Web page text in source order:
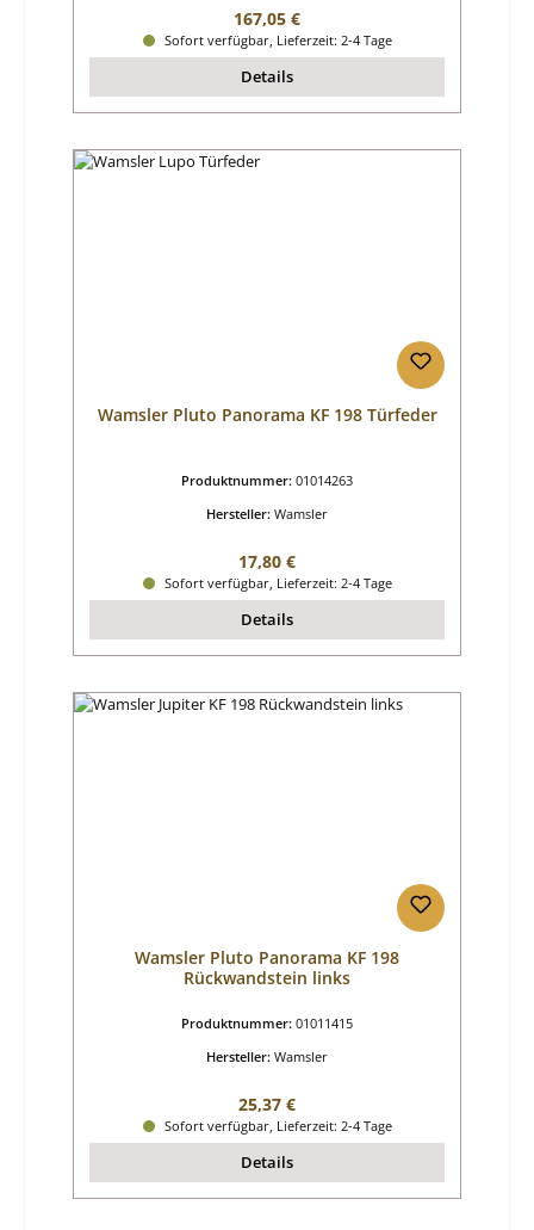
Regulärer Preis:
167,05 €
Sofort verfügbar, Lieferzeit: 2-4 Tage
Details
Wamsler Pluto Panorama KF 198 Türfeder
Produktnummer: 01014263
Hersteller: Wamsler
Regulärer Preis:
17,80 €
Sofort verfügbar, Lieferzeit: 2-4 Tage
Details
Wamsler Pluto Panorama KF 198
Rückwandstein links
Produktnummer: 01011415
Hersteller: Wamsler
Regulärer Preis:
25,37 €
Sofort verfügbar, Lieferzeit: 2-4 Tage
Details